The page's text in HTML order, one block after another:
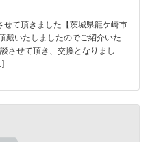
て頂きました【茨城県龍ケ崎市
戴いたしましたのでご紹介いた
させて頂き、交換となりまし